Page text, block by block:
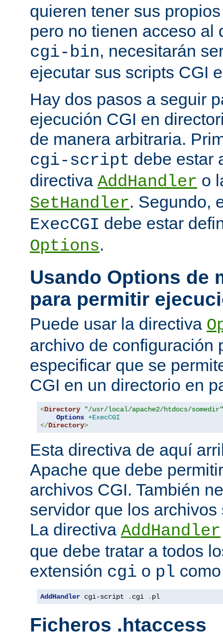
quieren tener sus
pero no tienen acceso al
cgi-bin, necesitarán
ejecutar sus scripts CGI
Hay dos pasos a seguir
ejecución CGI en
de manera arbitraria.
cgi-script debe estar
directiva AddHandler o
SetHandler. Segundo,
ExecCGI debe estar
Options.
Usando Options de
para permitir
Puede usar la directiva
archivo de configuración
especificar que se
CGI en un directorio en
<Directory
"/usr/local/apache2/htdocs/somedir"
Options +ExecCGI
</Directory>
Esta directiva de aquí
Apache que debe
archivos CGI. También
servidor que los
La directiva AddHandler
que debe tratar a todos
extensión cgi o pl
AddHandler cgi-script . cgi . pl
Ficheros .htaccess